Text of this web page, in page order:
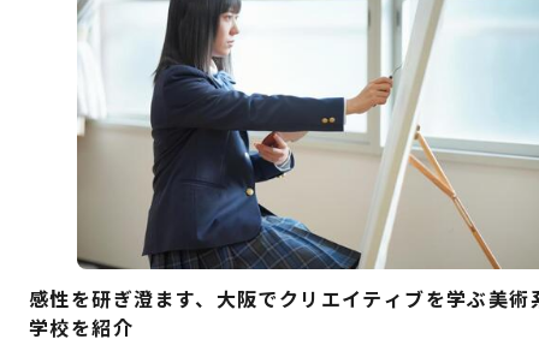
感性を研ぎ澄ます、大阪でクリエイティブを学ぶ美術
学校を紹介